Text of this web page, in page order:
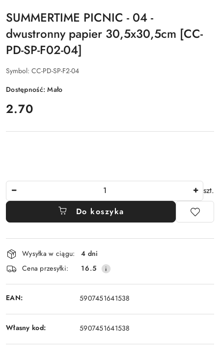
SUMMERTIME PICNIC - 04 -
dwustronny papier 30,5x30,5cm [CC-
PD-SP-F02-04]
Symbol: CC-PD-SP-F2-04
Dostępność:Mało
cena:
2.70
szt.
Do koszyka
Dostępność
i
dostawa
Wysyłka w ciągu:
4 dni
Cena przesyłki:
16.5
EAN: 5907451641538
Własny kod: 5907451641538